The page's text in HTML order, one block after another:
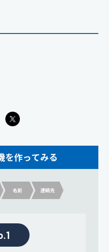
を作ってみる
名前 連絡先